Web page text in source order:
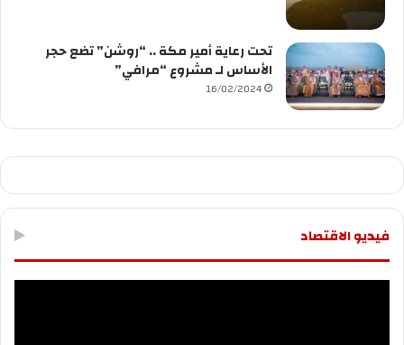
تحت رعاية أمير مكة .. “روشن” تضع حجر
الأساس لـ مشروع “مرافي”
16/02/2024
فيديو الاقتصاد